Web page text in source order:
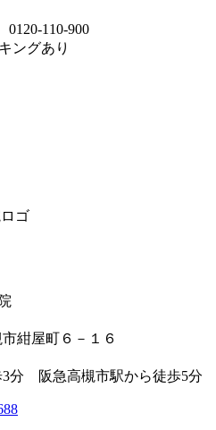
110-900
ングあり
紺屋町６－１６
3分 阪急高槻市駅から徒歩5分